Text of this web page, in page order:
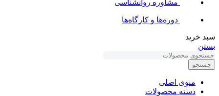
مشاوره روانشناسی
دوره‌ها و کارگاه‌ها
سبد خرید
بستن
جستجو
منوی اصلی
دسته محصولات